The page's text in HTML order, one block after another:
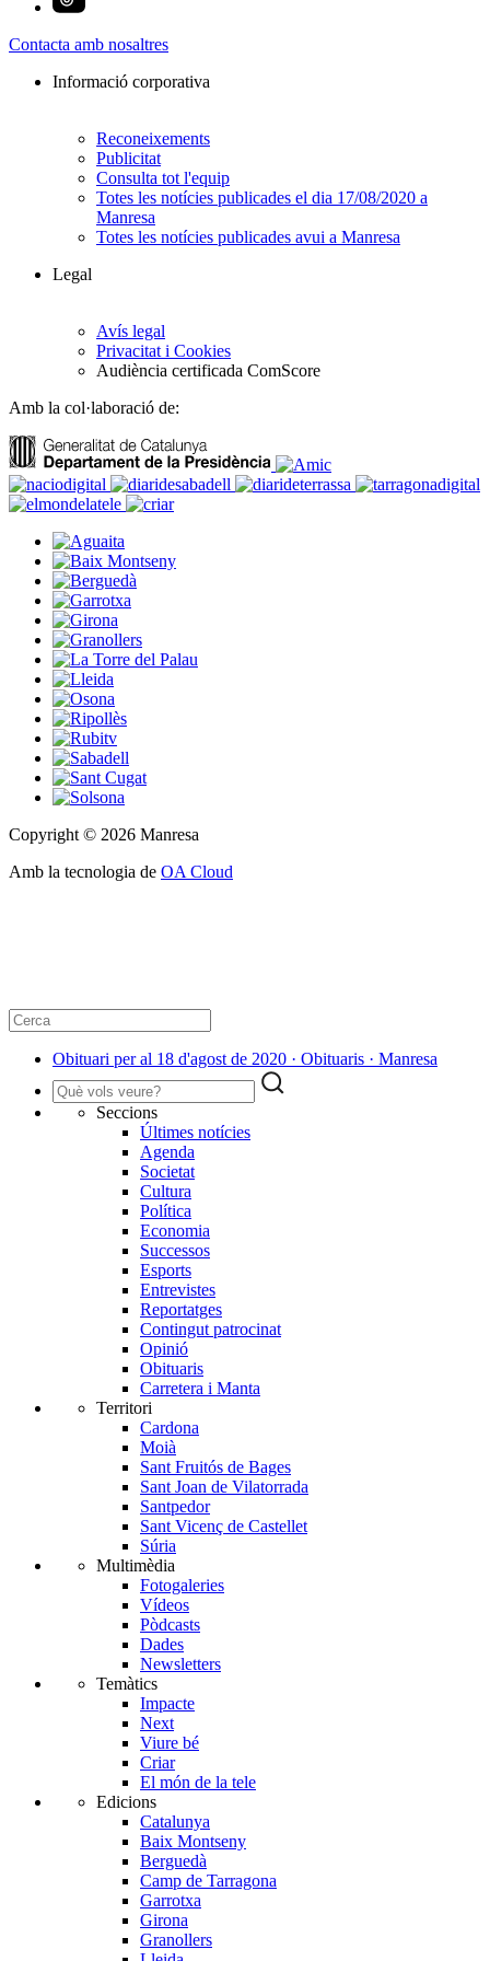
Contacta amb nosaltres
Informació corporativa
Reconeixements
Publicitat
Consulta tot l'equip
Totes les notícies publicades el dia 17/08/2020 a
Manresa
Totes les notícies publicades avui a Manresa
Legal
Avís legal
Privacitat i Cookies
Audiència certificada ComScore
Amb la col·laboració de:
Copyright © 2026 Manresa
Amb la tecnologia de OA Cloud
Obituari per al 18 d'agost de 2020 · Obituaris · Manresa
Seccions
Últimes notícies
Agenda
Societat
Cultura
Política
Economia
Successos
Esports
Entrevistes
Reportatges
Contingut patrocinat
Opinió
Obituaris
Carretera i Manta
Territori
Cardona
Moià
Sant Fruitós de Bages
Sant Joan de Vilatorrada
Santpedor
Sant Vicenç de Castellet
Súria
Multimèdia
Fotogaleries
Vídeos
Pòdcasts
Dades
Newsletters
Temàtics
Impacte
Next
Viure bé
Criar
El món de la tele
Edicions
Catalunya
Baix Montseny
Berguedà
Camp de Tarragona
Garrotxa
Girona
Granollers